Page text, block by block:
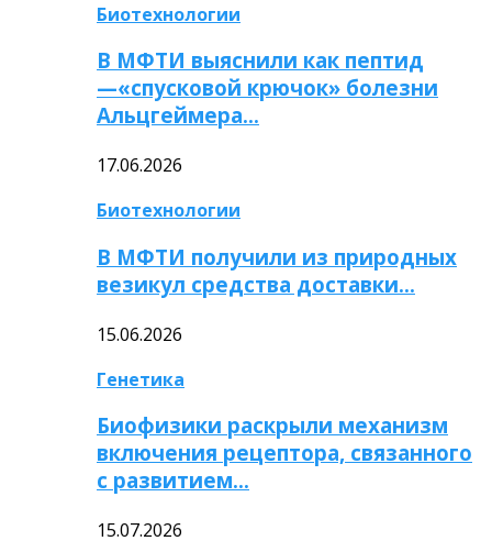
Биотехнологии
В МФТИ выяснили как пептид
—«спусковой крючок» болезни
Альцгеймера…
17.06.2026
Биотехнологии
В МФТИ получили из природных
везикул средства доставки…
15.06.2026
Генетика
Биофизики раскрыли механизм
включения рецептора, связанного
с развитием…
15.07.2026